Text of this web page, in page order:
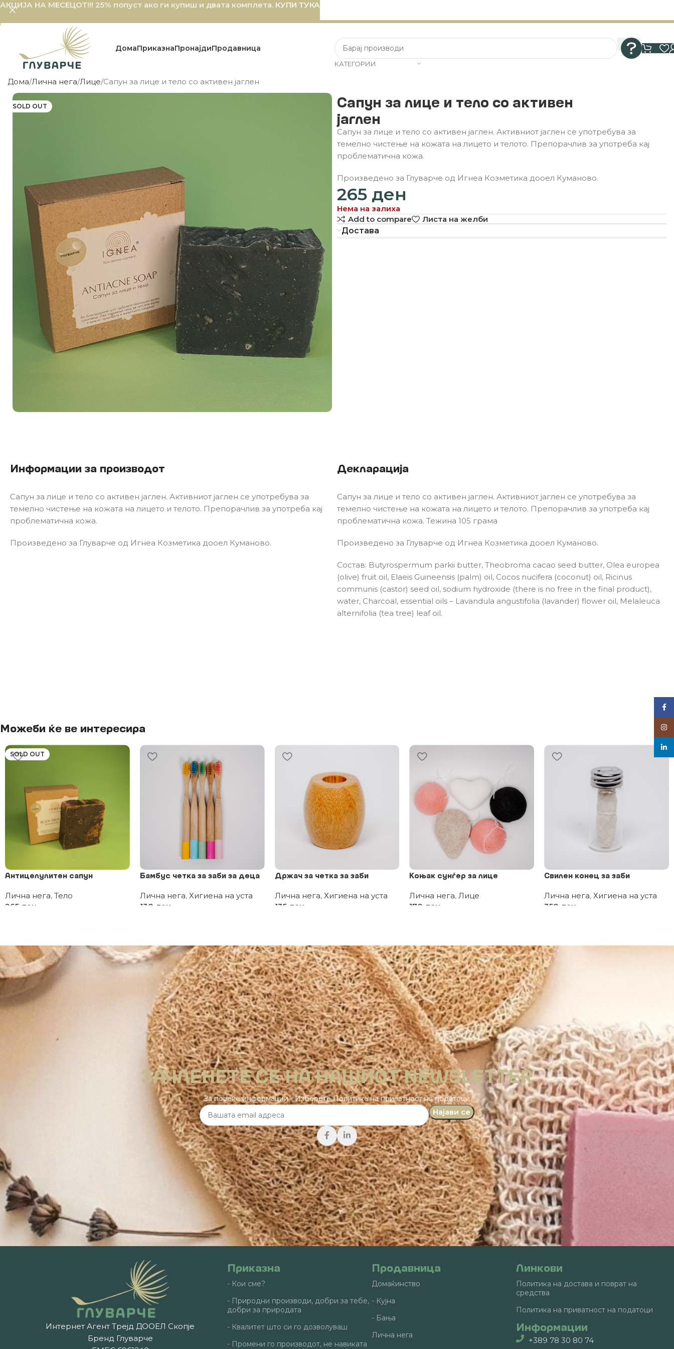
ДомаПриказнаПронајдиПродавница
КАТЕГОРИИ
Дома Лична нега Лице
Дома Лична нега Лице Сапун за лице и тело со активен јаглен
SOLD OUT
Сапун за лице и тело со активен
јаглен
Сапун за лице и тело со активен јаглен. Активниот јаглен се употребува за
темелно чистење на кожата на лицето и телото. Препорачлив за употреба кај
проблематична кожа.
Произведено за Глуварче од Игнеа Козметика дооел Куманово.
265 ден
Нема на залиха
Add to compare
Листа на желби
Достава
Информации за производот
Сапун за лице и тело со активен јаглен. Активниот јаглен се употребува за
темелно чистење на кожата на лицето и телото. Препорачлив за употреба кај
проблематична кожа.
Произведено за Глуварче од Игнеа Козметика дооел Куманово.
Декларација
Сапун за лице и тело со активен јаглен. Активниот јаглен се употребува за
темелно чистење на кожата на лицето и телото. Препорачлив за употреба кај
проблематична кожа. Тежина 105 грама
Произведено за Глуварче од Игнеа Козметика дооел Куманово.
Состав: Butyrospermum parkii butter, Theobroma cacao seed butter, Olea europea
(olive) fruit oil, Elaeis Guineensis (palm) oil, Cocos nucifera (coconut) oil, Ricinus
communis (castor) seed oil, sodium hydroxide (there is no free in the final product),
water, Charcoal, essential oils – Lavandula angustifolia (lavander) flower oil, Melaleuca
alternifolia (tea tree) leaf oil.
Можеби ќе ве интересира
SOLD OUT
Антицелулитен сапун
Лична нега, Тело
265 ден
Бамбус четка за заби за деца
Лична нега, Хигиена на уста
130 ден
Држач за четка за заби
Лична нега, Хигиена на уста
135 ден
Коњак сунѓер за лице
Лична нега,Лице
170 ден
Свилен конец за заби
Лична нега,Хигиена на уста
350 ден
ЗАЧЛЕНЕТЕ СЕ НА НАШИОТ NEWSLETTER
За повеќе информации - Изберете Политика на приватност на податоци
Интернет Агент Трејд ДООЕЛ Скопје
Бренд Глуварче
Приказна
- Кои сме?
- Природни производи, добри за тебе,
добри за природата
- Квалитет што си го дозволуваш
- Промени го производот, не навиката
Продавница
Домаќинство
- Кујна
- Бања
Лична нега
Линкови
Политика на достава и поврат на
средства
Политика на приватност на податоци
Информации
+389 78 30 80 74
АКЦИЈА НА МЕСЕЦОТ!!! 25% попуст ако ги купиш и двата комплета. КУПИ ТУКА